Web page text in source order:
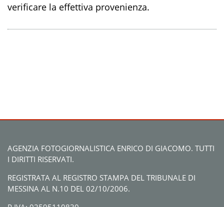
verificare la effettiva provenienza.
AGENZIA FOTOGIORNALISTICA ENRICO DI GIACOMO. TUTTI
I DIRITTI RISERVATI.
REGISTRATA AL REGISTRO STAMPA DEL TRIBUNALE DI
MESSINA AL N.10 DEL 02/10/2006.